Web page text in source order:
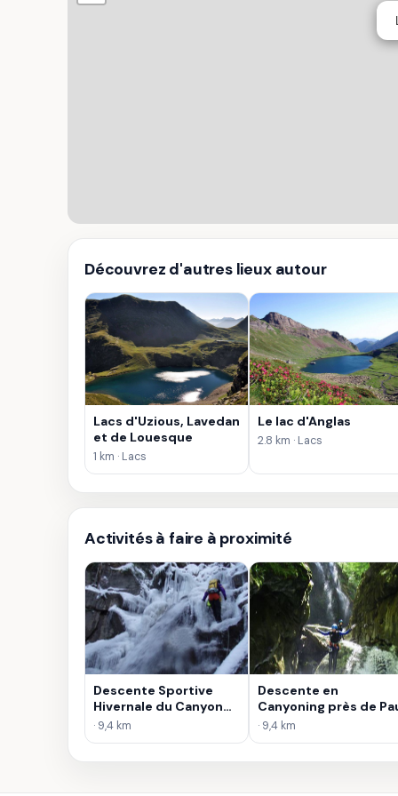
Découvrez d'autres lieux autour
Lacs d'Uzious, Lavedan
et de Louesque
1 km · Lacs
Le lac d'Anglas
2.8 km · Lacs
Activités à faire à proximité
Descente Sportive
Hivernale du Canyon
de Gourzy
· 9,4 km
Descente en
Canyoning près de
· 9,4 km